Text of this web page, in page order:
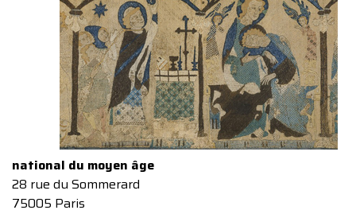
national du moyen âge
28 rue du Sommerard
75005 Paris